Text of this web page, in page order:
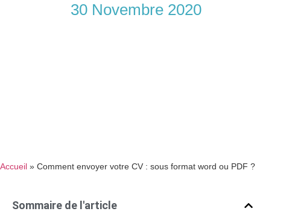
30 Novembre 2020
Accueil » Comment envoyer votre CV : sous format word ou PDF ?
Sommaire de l'article